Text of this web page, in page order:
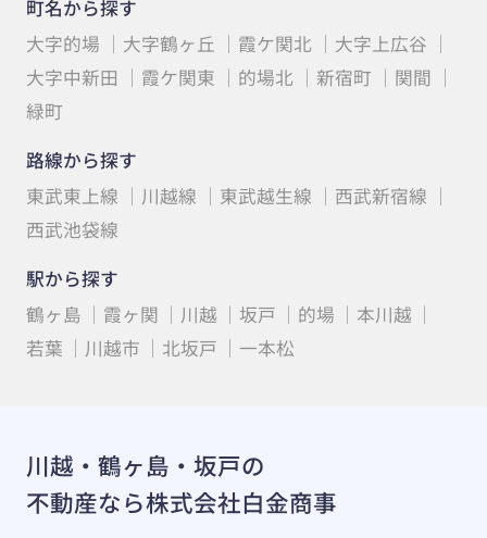
町名から探す
大字的場
大字鶴ヶ丘 霞ケ関北
大字上広谷
大字中新田
霞ケ関東 的場北 新宿町
関間
緑町
路線から探す
東武東上線
川越線 東武越生線
西武新宿線
西武池袋線
駅から探す
鶴ヶ島
霞ヶ関 川越 坂戸 的場
本川越
若葉
川越市 北坂戸 一本松
川越・鶴ヶ島・坂戸の
不動産なら株式会社白金商事